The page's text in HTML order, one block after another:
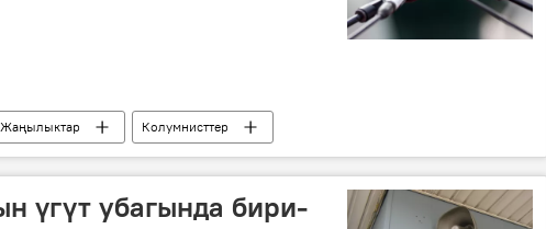
Жаңылыктар Колумнисттер
үгүт убагында бири-